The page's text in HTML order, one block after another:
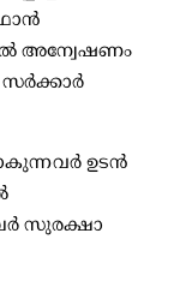
അന്വേഷണം
ഉടന്‍
സുരക്ഷാ